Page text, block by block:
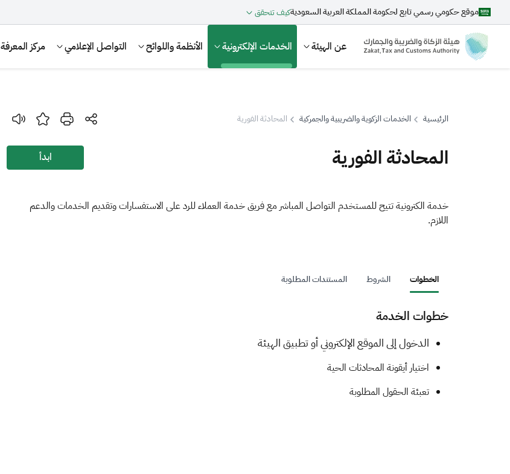
موقع حكومي رسمي تابع لحكومة المملكة العربية السعوديةكيف تتحقق
عن الهيئة الخدمات الإلكترونية الأنظمة واللوائح التواصل الإعلامي مركز المعرفة
اقتراحات
الرئيسية الخدمات الزكوية والضريبية والجمركية المحادثة الفورية
المحادثة الفورية ابدأ
خدمة الكترونية تتيح للمستخدم التواصل المباشر مع فريق خدمة العملاء للرد على الاستفسارات وتقديم الخدمات والدعم
اللازم.
الخطوات الشروط المستندات المطلوبة
خطوات الخدمة
​​​​​​الدخول إلى الموقع الإلكتروني أو تطبيق الهيئة
اختيار أيقونة المحادثات الحية
تعبئة الحقول المطلوبة​